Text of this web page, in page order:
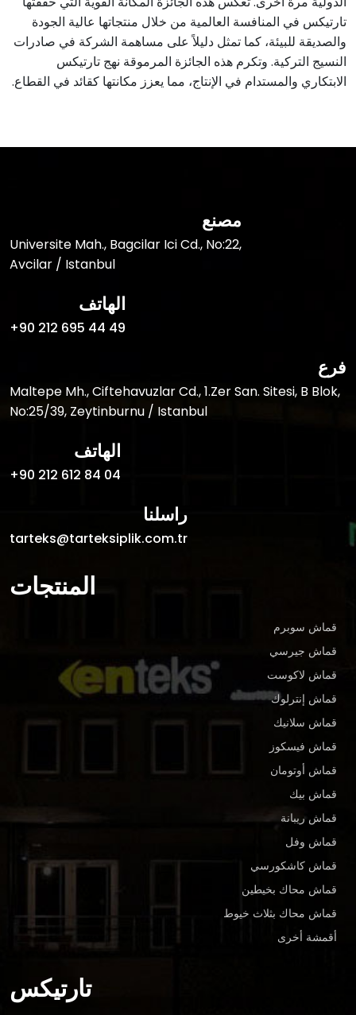
تارتيكس في المنافسة العالمية من خلال منتجاتها عالية الجودة
والصديقة للبيئة، كما تمثل دليلاً على مساهمة الشركة في صادرات
النسيج التركية. وتكرم هذه الجائزة المرموقة نهج تارتيكس
الابتكاري والمستدام في الإنتاج، مما يعزز مكانتها كقائد في القطاع.
مصنع
Universite Mah., Bagcilar Ici Cd., No:22,
Avcilar / Istanbul
الهاتف
+90 212 695 44 49
فرع
Maltepe Mh., Ciftehavuzlar Cd., 1.Zer San. Sitesi, B Blok,
No:25/39, Zeytinburnu / Istanbul
الهاتف
+90 212 612 84 04
راسلنا
tarteks@tarteksiplik.com.tr
المنتجات
قماش سوبرم
قماش جيرسي
قماش لاكوست
قماش إنترلوك
قماش سلانيك
قماش فيسكوز
قماش أوتومان
قماش بيك
قماش ريبانة
قماش وفل
قماش كاشكورسي
قماش محاك بخيطين
قماش محاك بثلاث خيوط
أقمشة أخرى
تارتيكس